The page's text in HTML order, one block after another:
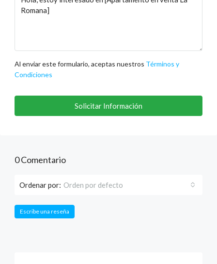
Al enviar este formulario, aceptas nuestros Términos y
Condiciones
Solicitar Información
0 Comentario
Ordenar por: Orden por defecto
Escribe una reseña